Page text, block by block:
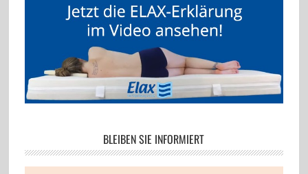
BLEIBEN SIE INFORMIERT